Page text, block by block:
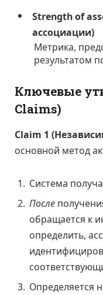
Strength of
ассоциации)
Метрика,
результатом
Ключевые
Claims)
Claim 1
основной метод
Система
После
обращается к
определить,
Определяется